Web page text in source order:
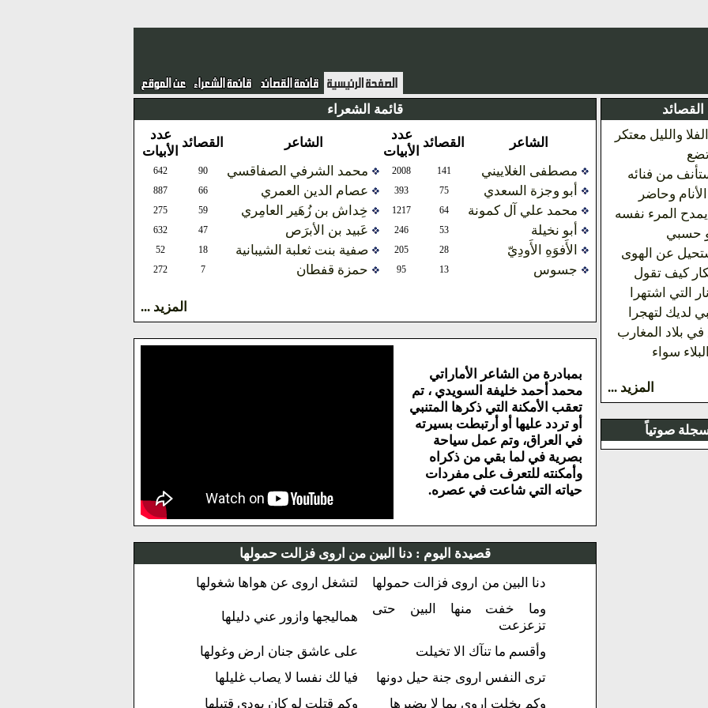
القصائد
والليل معتكر
من فنائه
وحاضر
المرء نفسه
حسبي
عن الهوى
كيف تقول
التي اشتهرا
لديك لتهجرا
بلاد المغارب
سواء
المزيد ...
صوتياً
قائمة الشعراء
الشاعر القصائد
عدد
الأبيات
الشاعر القصائد
عدد
الأبيات
مصطفى الغلاييني
141
2008 محمد الشرفي الصفاقسي 90
642
أبو وجزة السعدي 75
393 عصام الدين العمري 66
887
محمد علي آل كمونة 64
1217 خِداش بن زُهَير العامِري 59
275
أبو نخيلة 53
246 عَبيد بن الأبرَص 47
632
الأَفوَهِ الأَودِيّ 28
205 صفية بنت ثعلبة الشيبانية 18
52
جسوس 13
95 حمزة قفطان 7
272
المزيد ...
بمبادرة من الشاعر الأماراتي
محمد أحمد خليفة السويدي ، تم
تعقب الأمكنة التي ذكرها المتنبي
أو تردد عليها أو أرتبطت بسيرته
في العراق، وتم عمل سياحة
بصرية في لما بقي من ذكراه
وأمكنته للتعرف على مفردات
حياته التي شاعت في عصره.
قصيدة اليوم : دنا البين من اروى فزالت حمولها
دنا البين من اروى فزالت حمولها
لتشغل اروى عن هواها شغولها
وما خفت منها البين حتى
تزعزعت
هماليجها وازور عني دليلها
وأقسم ما تنآك الا تخيلت
على عاشق جنان ارض وغولها
ترى النفس اروى جنة حيل دونها
فيا لك نفسا لا يصاب غليلها
وكم بخلت اروى بما لا يضيرها
وكم قتلت لو كان يودى قتيلها